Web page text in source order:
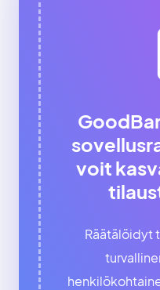
voit
Räätälöidyt